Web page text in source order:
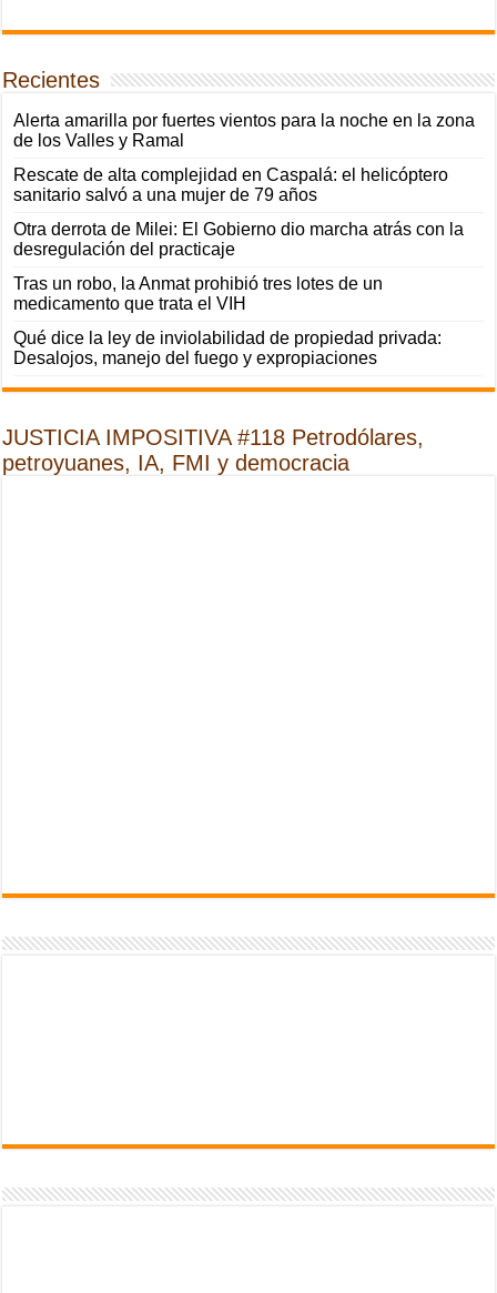
Recientes
Alerta amarilla por fuertes vientos para la noche en la zona
de los Valles y Ramal
Rescate de alta complejidad en Caspalá: el helicóptero
sanitario salvó a una mujer de 79 años
Otra derrota de Milei: El Gobierno dio marcha atrás con la
desregulación del practicaje
Tras un robo, la Anmat prohibió tres lotes de un
medicamento que trata el VIH
Qué dice la ley de inviolabilidad de propiedad privada:
Desalojos, manejo del fuego y expropiaciones
JUSTICIA IMPOSITIVA #118 Petrodólares,
petroyuanes, IA, FMI y democracia